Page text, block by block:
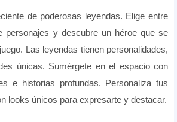
de poderosas leyendas. Elige entre
personajes y descubre un héroe que se
Las leyendas tienen personalidades,
únicas. Sumérgete en el espacio con
e historias profundas. Personaliza tus
looks únicos para expresarte y destacar.